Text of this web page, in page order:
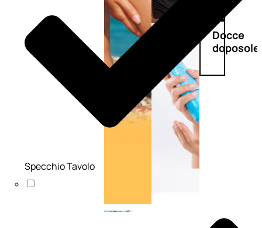
Doposole
Docce
doposole
Specchio Tavolo